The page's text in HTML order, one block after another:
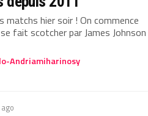
matchs hier soir ! On commence
fait scotcher par James Johnson
Andriamiharinosy